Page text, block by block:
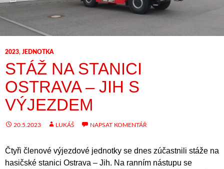
2023, JEDNOTKA
STÁŽ NA STANICI
OSTRAVA – JIH S
VÝJEZDEM
20.5.2023 LUKÁŠ NAPSAT KOMENTÁŘ
Čtyři členové výjezdové jednotky se dnes zúčastnili stáže na
hasičské stanici Ostrava – Jih. Na ranním nástupu se